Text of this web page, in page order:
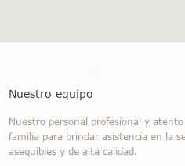
Nuestro equipo
Nuestro personal profesional y
familia para brindar asistencia en la
asequibles y de alta calidad.